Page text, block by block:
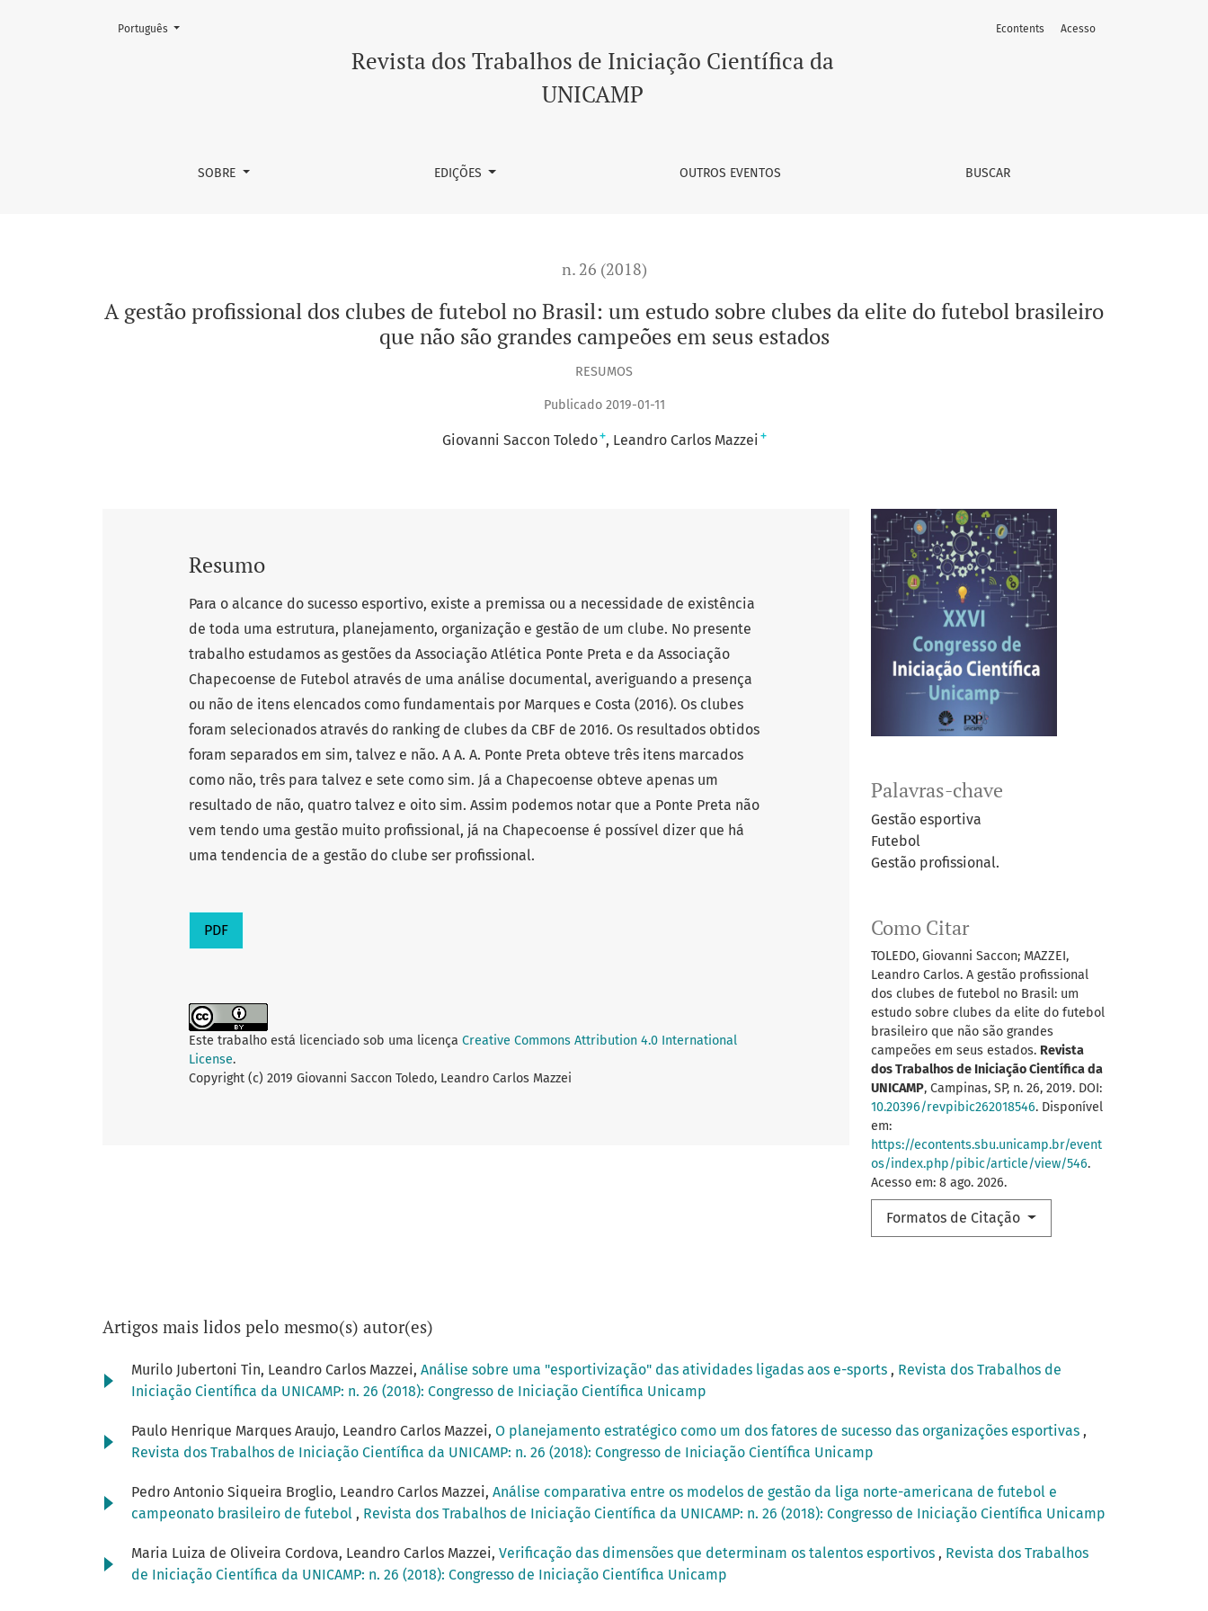
A gestão profissional dos clubes de futebol no Brasil: um estudo sobre clubes da elite do futebol brasileiro que não são grandes campeões em seus estados
Revista dos Trabalhos de Iniciação Científica da
UNICAMP
SOBRE EDIÇÕES OUTROS EVENTOS BUSCAR
Econtents Acesso
Mudar o idioma. O atual é:
Português
n. 26 (2018)
A gestão profissional dos clubes de futebol no Brasil: um estudo sobre clubes da elite do futebol brasileiro
que não são grandes campeões em seus estados
RESUMOS
Publicado 2019-01-11
Giovanni Saccon Toledo+ Leandro Carlos Mazzei +
Palavras-chave
Gestão esportiva
Futebol
Gestão profissional.
Como Citar
TOLEDO, Giovanni Saccon; MAZZEI,
Leandro Carlos. A gestão profissional
dos clubes de futebol no Brasil: um
estudo sobre clubes da elite do futebol
brasileiro que não são grandes
campeões em seus estados. Revista
dos Trabalhos de Iniciação Científica da
UNICAMP, Campinas, SP, n. 26, 2019. DOI:
10.20396/revpibic262018546. Disponível
em:
https://econtents.sbu.unicamp.br/event
os/index.php/pibic/article/view/546.
Acesso em: 8 ago. 2026.
Formatos de Citação
Resumo
Para o alcance do sucesso esportivo, existe a premissa ou a necessidade de existência
de toda uma estrutura, planejamento, organização e gestão de um clube. No presente
trabalho estudamos as gestões da Associação Atlética Ponte Preta e da Associação
Chapecoense de Futebol através de uma análise documental, averiguando a presença
ou não de itens elencados como fundamentais por Marques e Costa (2016). Os clubes
foram selecionados através do ranking de clubes da CBF de 2016. Os resultados obtidos
foram separados em sim, talvez e não. A A. A. Ponte Preta obteve três itens marcados
como não, três para talvez e sete como sim. Já a Chapecoense obteve apenas um
resultado de não, quatro talvez e oito sim. Assim podemos notar que a Ponte Preta não
vem tendo uma gestão muito profissional, já na Chapecoense é possível dizer que há
uma tendencia de a gestão do clube ser profissional.
PDF
Este trabalho está licenciado sob uma licença Creative Commons Attribution 4.0 International
License.
Copyright (c) 2019 Giovanni Saccon Toledo, Leandro Carlos Mazzei
Artigos mais lidos pelo mesmo(s) autor(es)
Murilo Jubertoni Tin, Leandro Carlos Mazzei, Análise sobre uma "esportivização" das atividades ligadas aos e-sports , Revista dos Trabalhos de
Iniciação Científica da UNICAMP: n. 26 (2018): Congresso de Iniciação Científica Unicamp
Paulo Henrique Marques Araujo, Leandro Carlos Mazzei, O planejamento estratégico como um dos fatores de sucesso das organizações esportivas ,
Revista dos Trabalhos de Iniciação Científica da UNICAMP: n. 26 (2018): Congresso de Iniciação Científica Unicamp
Pedro Antonio Siqueira Broglio, Leandro Carlos Mazzei, Análise comparativa entre os modelos de gestão da liga norte-americana de futebol e
campeonato brasileiro de futebol , Revista dos Trabalhos de Iniciação Científica da UNICAMP: n. 26 (2018): Congresso de Iniciação Científica Unicamp
Maria Luiza de Oliveira Cordova, Leandro Carlos Mazzei, Verificação das dimensões que determinam os talentos esportivos , Revista dos Trabalhos
de Iniciação Científica da UNICAMP: n. 26 (2018): Congresso de Iniciação Científica Unicamp